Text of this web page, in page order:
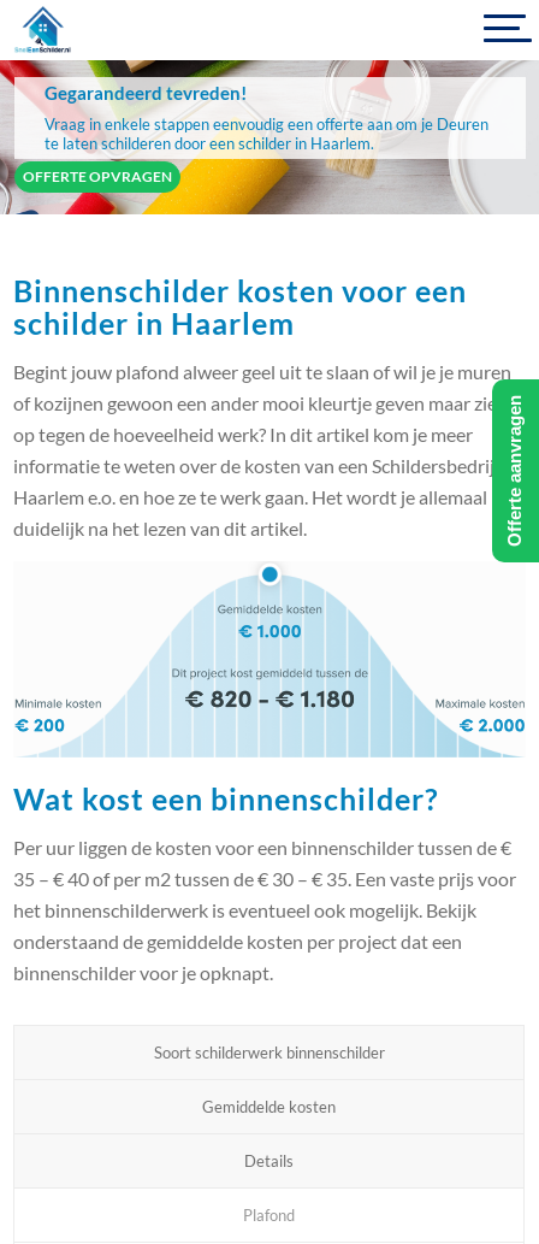
Gegarandeerd tevreden!
Vraag in enkele stappen eenvoudig een offerte aan om je Deuren
te laten schilderen door een schilder in Haarlem.
OFFERTE OPVRAGEN
Binnenschilder kosten voor een
schilder in Haarlem
Begint jouw plafond alweer geel uit te slaan of wil je je muren
of kozijnen gewoon een ander mooi kleurtje geven maar zie je
op tegen de hoeveelheid werk? In dit artikel kom je meer
informatie te weten over de kosten van een Schildersbedrijf in
Haarlem e.o. en hoe ze te werk gaan. Het wordt je allemaal
duidelijk na het lezen van dit artikel.
Wat kost een binnenschilder?
Per uur liggen de kosten voor een binnenschilder tussen de €
35 – € 40 of per m2 tussen de € 30 – € 35. Een vaste prijs voor
het binnenschilderwerk is eventueel ook mogelijk. Bekijk
onderstaand de gemiddelde kosten per project dat een
binnenschilder voor je opknapt.
Soort schilderwerk binnenschilder
Gemiddelde kosten
Details
Plafond
Offerte aanvragen